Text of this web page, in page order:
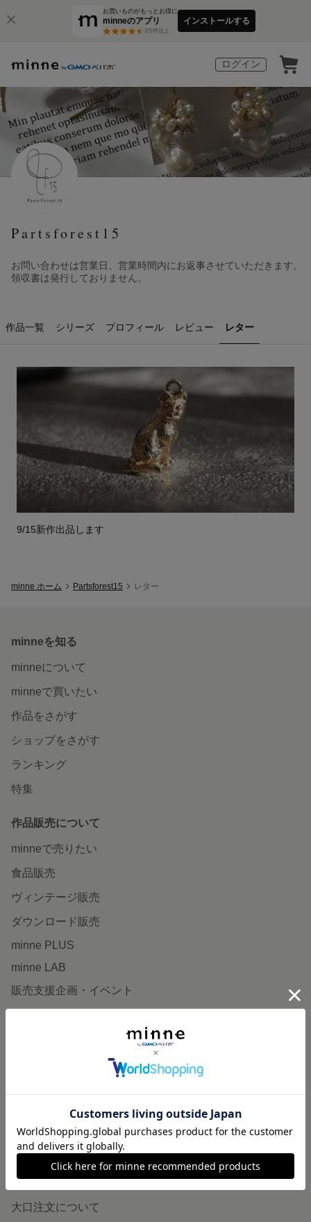
お買いものがもっとお得に
minneのアプリ
3万件以上
インストールする
ログイン
Partsforest15
お問い合わせは営業日、営業時間内にお返事させていただきます。
領収書は発行しておりません。
作品一覧 シリーズ プロフィール レビュー レター
Partsforest15のレター一覧
9/15新作出品します
minne ホーム Partsforest15 レター
minneを知る
minneについて
minneで買いたい
作品をさがす
ショップをさがす
ランキング
特集
作品販売について
minneで売りたい
食品販売
ヴィンテージ販売
ダウンロード販売
minne PLUS
minne LAB
販売支援企画・イベント
ニュース
企業の方へ
広告出稿について
大口注文について